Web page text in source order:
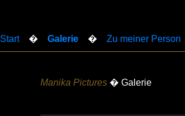
Start� Galerie � Zu meiner Person
Manika Pictures � Galerie